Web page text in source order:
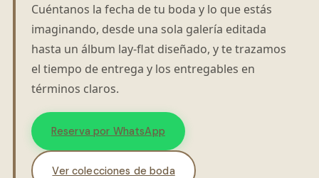
Cuéntanos la fecha de tu boda y lo que estás
imaginando, desde una sola galería editada
hasta un álbum lay-flat diseñado, y te trazamos
el tiempo de entrega y los entregables en
términos claros.
Reserva por WhatsApp
Ver colecciones de boda